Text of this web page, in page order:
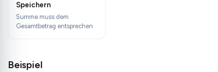
Speichern
Summe muss dem
Gesamtbetrag entsprechen
Beispiel